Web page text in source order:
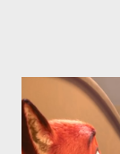
definitively sure
the game files
have to install it.